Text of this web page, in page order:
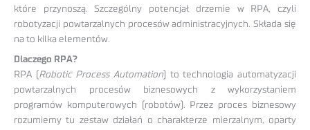
które przynoszą. Szczególny potencjał drzemie w RPA, czyli
robotyzacji powtarzalnych procesów administracyjnych. Składa się
na to kilka elementów.
Dlaczego RPA?
RPA ( Robotic Process Automation) to technologia automatyzacji
powtarzalnych procesów biznesowych z wykorzystaniem
programów komputerowych (robotów). Przez proces biznesowy
rozumiemy tu zestaw działań o charakterze mierzalnym, oparty